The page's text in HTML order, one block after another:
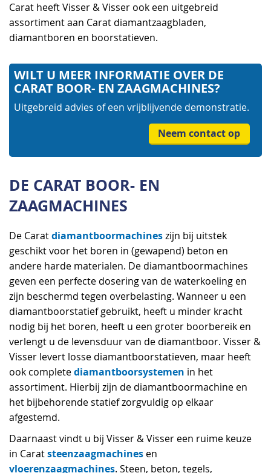
Carat heeft Visser & Visser ook een uitgebreid
assortiment aan Carat diamantzaagbladen,
diamantboren en boorstatieven.
WILT U MEER INFORMATIE OVER DE
CARAT BOOR- EN ZAAGMACHINES?
Uitgebreid advies of een vrijblijvende demonstratie.
Neem contact op
DE CARAT BOOR- EN
ZAAGMACHINES
De Caratdiamantboormachineszijn bij uitstek
geschikt voor het boren in (gewapend) beton en
andere harde materialen. De diamantboormachines
geven een perfecte dosering van de waterkoeling en
zijn beschermd tegen overbelasting. Wanneer u een
diamantboorstatief gebruikt, heeft u minder kracht
nodig bij het boren, heeft u een groter boorbereik en
verlengt u de levensduur van de diamantboor. Visser &
Visser levert losse diamantboorstatieven, maar heeft
ook completediamantboorsystemen in het
assortiment. Hierbij zijn de diamantboormachine en
het bijbehorende statief zorgvuldig op elkaar
afgestemd.
Daarnaast vindt u bij Visser & Visser een ruime keuze
in Caratsteenzaagmachines en
vloerenzaagmachines. Steen, beton, tegels,